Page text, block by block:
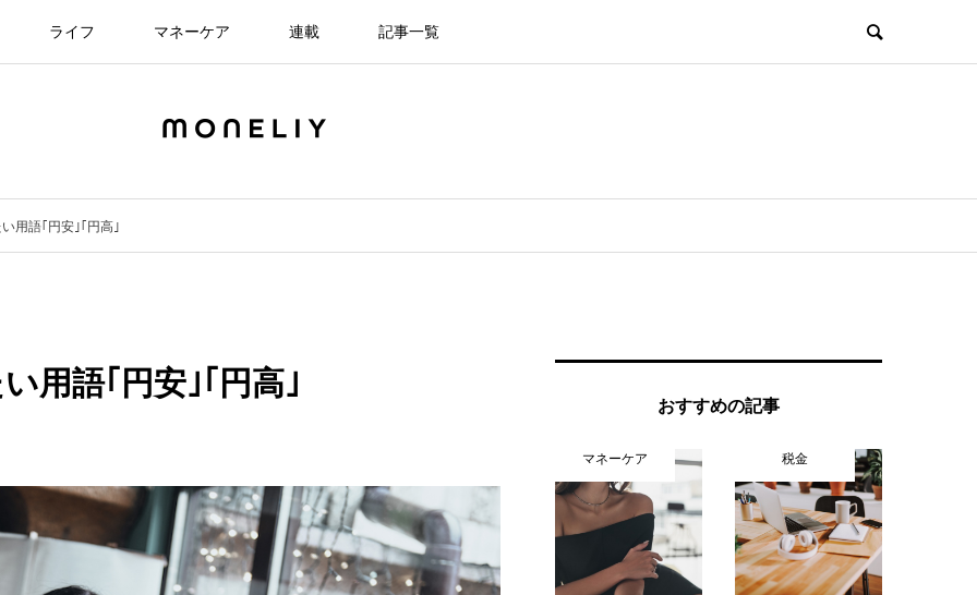
ライフ マネーケア 連載 記事一覧
用語｢円安｣｢円高｣
用語｢円安｣｢円高｣
おすすめの記事
マネーケア 税金